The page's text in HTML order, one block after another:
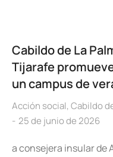
Cabildo de La
Tijarafe
un campus de
Acción social, Cabildo
25 de junio de 2026
a consejera insular de